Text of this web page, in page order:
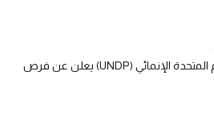
برنامج الأمم المتحدة الإنمائي (UNDP) يعلن عن فرص